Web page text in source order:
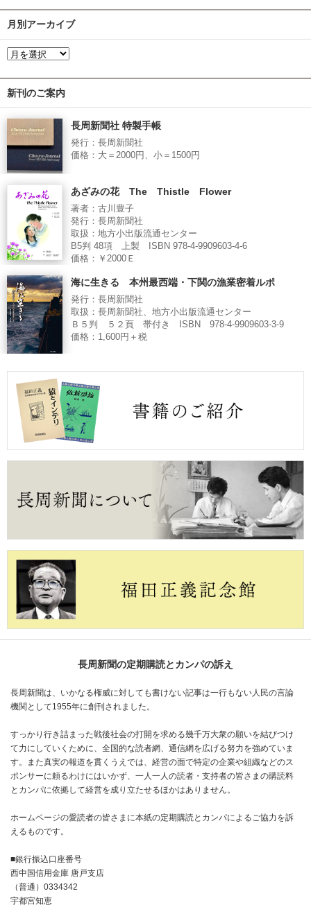
月別アーカイブ
新刊のご案内
長周新聞社 特製手帳
発行：長周新聞社
価格：大＝2000円、小＝1500円
あざみの花 The Thistle Flower
著者：古川豊子
発行：長周新聞社
取扱：地方小出版流通センター
B5判 48項 上製 ISBN 978-4-9909603-4-6
価格：￥2000Ｅ
海に生きる 本州最西端・下関の漁業密着ルポ
発行：長周新聞社
取扱：長周新聞社、地方小出版流通センター
Ｂ５判 ５２頁 帯付き ISBN 978-4-9909603-3-9
価格：1,600円＋税
長周新聞の定期購読とカンパの訴え
長周新聞は、いかなる権威に対しても書けない記事は一行もない人民の言論
機関として1955年に創刊されました。
すっかり行き詰まった戦後社会の打開を求める幾千万大衆の願いを結びつけ
て力にしていくために、全国的な読者網、通信網を広げる努力を強めていま
す。また真実の報道を貫くうえでは、経営の面で特定の企業や組織などのス
ポンサーに頼るわけにはいかず、一人一人の読者・支持者の皆さまの購読料
とカンパに依拠して経営を成り立たせるほかはありません。
ホームページの愛読者の皆さまに本紙の定期購読とカンパによるご協力を訴
えるものです。
■銀行振込口座番号
西中国信用金庫 唐戸支店
（普通）0334342
宇都宮知恵